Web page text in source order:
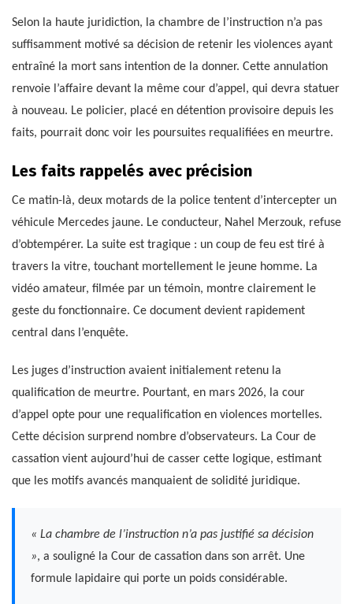
Selon la haute juridiction, la chambre de l’instruction n’a pas
suffisamment motivé sa décision de retenir les violences ayant
entraîné la mort sans intention de la donner. Cette annulation
renvoie l’affaire devant la même cour d’appel, qui devra statuer
à nouveau. Le policier, placé en détention provisoire depuis les
faits, pourrait donc voir les poursuites requalifiées en meurtre.
Les faits rappelés avec précision
Ce matin-là, deux motards de la police tentent d’intercepter un
véhicule Mercedes jaune. Le conducteur, Nahel Merzouk, refuse
d’obtempérer. La suite est tragique : un coup de feu est tiré à
travers la vitre, touchant mortellement le jeune homme. La
vidéo amateur, filmée par un témoin, montre clairement le
geste du fonctionnaire. Ce document devient rapidement
central dans l’enquête.
Les juges d’instruction avaient initialement retenu la
qualification de meurtre. Pourtant, en mars 2026, la cour
d’appel opte pour une requalification en violences mortelles.
Cette décision surprend nombre d’observateurs. La Cour de
cassation vient aujourd’hui de casser cette logique, estimant
que les motifs avancés manquaient de solidité juridique.
« La chambre de l’instruction n’a pas justifié sa décision
», a souligné la Cour de cassation dans son arrêt. Une
formule lapidaire qui porte un poids considérable.